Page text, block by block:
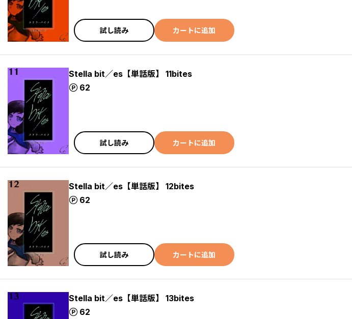
試し読み カートに追加
Stella bit／es【単話版】 11bites
62
ポイント
試し読み カートに追加
Stella bit／es【単話版】 12bites
62
ポイント
試し読み カートに追加
Stella bit／es【単話版】 13bites
62
ポイント